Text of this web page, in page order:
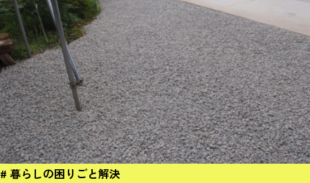
# 暮らしの困りごと解決